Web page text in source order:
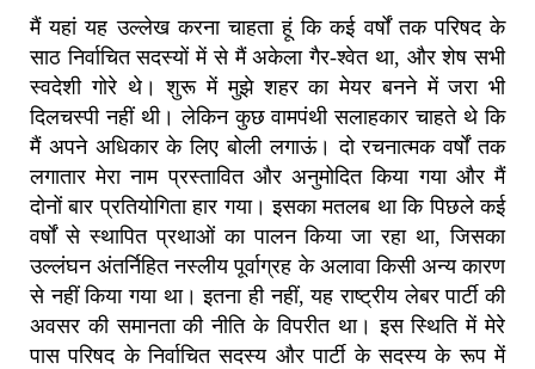
मैं यहां यह उल्लेख करना चाहता हूं कि कई वर्षों तक परिषद के
साठ निर्वाचित सदस्यों में से मैं अकेला गैर-श्वेत था, और शेष सभी
स्वदेशी गोरे थे। शुरू में मुझे शहर का मेयर बनने में जरा भी
दिलचस्पी नहीं थी। लेकिन कुछ वामपंथी सलाहकार चाहते थे कि
मैं अपने अधिकार के लिए बोली लगाऊं। दो रचनात्मक वर्षों तक
लगातार मेरा नाम प्रस्तावित और अनुमोदित किया गया और मैं
दोनों बार प्रतियोगिता हार गया। इसका मतलब था कि पिछले कई
वर्षों से स्थापित प्रथाओं का पालन किया जा रहा था, जिसका
उल्लंघन अंतर्निहित नस्लीय पूर्वाग्रह के अलावा किसी अन्य कारण
से नहीं किया गया था। इतना ही नहीं, यह राष्ट्रीय लेबर पार्टी की
अवसर की समानता की नीति के विपरीत था। इस स्थिति में मेरे
पास परिषद के निर्वाचित सदस्य और पार्टी के सदस्य के रूप में